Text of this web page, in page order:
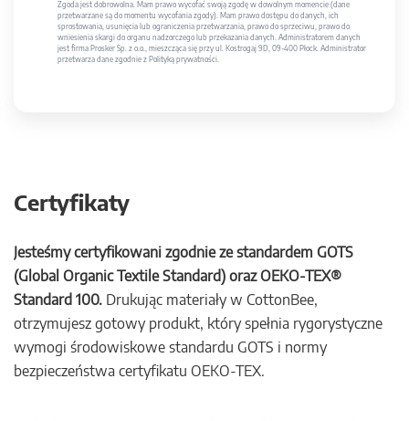
Zgoda jest dobrowolna. Mam prawo wycofać swoją zgodę w dowolnym momencie (dane
przetwarzane są do momentu wycofania zgody). Mam prawo dostępu do danych, ich
sprostowania, usunięcia lub ograniczenia przetwarzania, prawo do sprzeciwu, prawo do
wniesienia skargi do organu nadzorczego lub przekazania danych. Administratorem danych
jest firma Prosker Sp. z o.o., mieszcząca się przy ul. Kostrogaj 9D, 09-400 Płock. Administrator
przetwarza dane zgodnie z Polityką prywatności.
Certyfikaty
Jesteśmy certyfikowani zgodnie ze standardem GOTS
(Global Organic Textile Standard) oraz OEKO-TEX®
Standard 100. Drukując materiały w CottonBee,
otrzymujesz gotowy produkt, który spełnia rygorystyczne
wymogi środowiskowe standardu GOTS i normy
bezpieczeństwa certyfikatu OEKO-TEX.